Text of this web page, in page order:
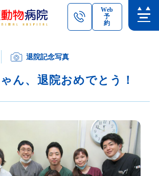
Web
予
約
退院記念写真
ん、退院おめでとう！